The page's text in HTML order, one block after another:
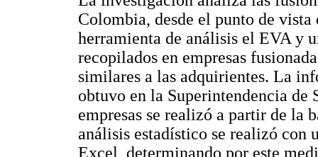
Colombia, desde el punto de
herramienta de análisis el EVA y
recopilados en empresas
similares a las adquirientes. La
obtuvo en la Superintendencia de
empresas se realizó a partir de la
análisis estadístico se realizó con
Excel, determinando por este